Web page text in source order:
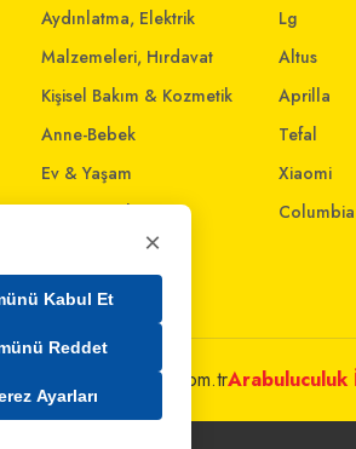
Aydınlatma, Elektrik
Malzemeleri, Hırdavat
Kişisel Bakım & Kozmetik
Anne-Bebek
Ev & Yaşam
Giyim ve Aksesuar
Ev İnterneti
Lg
Altus
Aprilla
Tefal
Xiaomi
Columbia
×
Kabul Et
Reddet
Ayarları